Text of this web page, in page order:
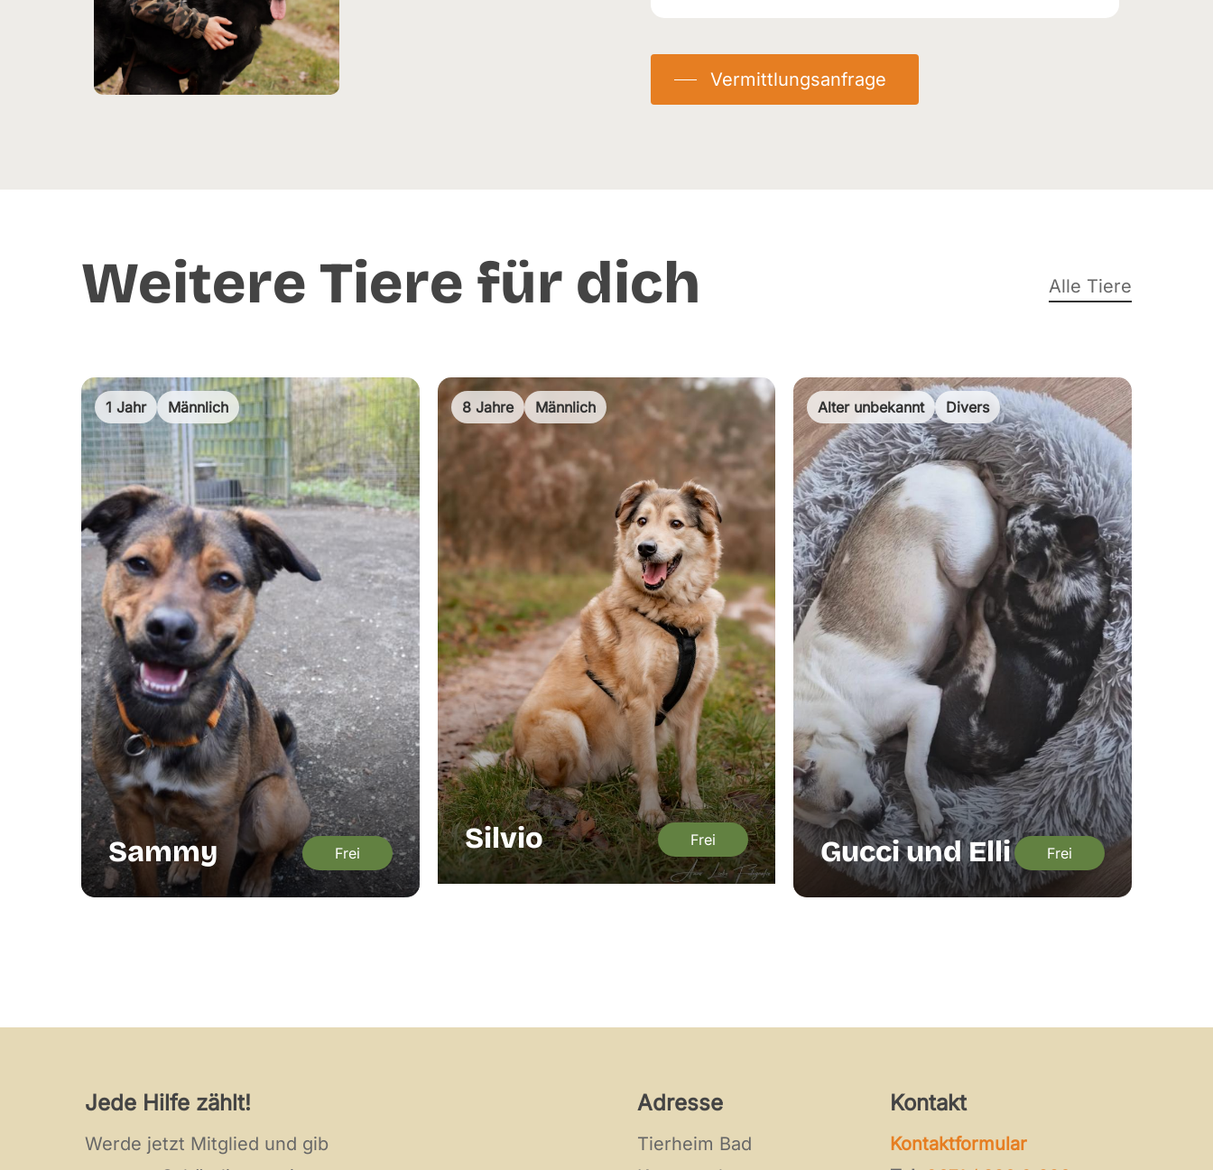
Herkunft:
Abgabe
Eingetroffen:01.07.2025
Vermittlungsanfrage
Weitere Tiere für dich Alle Tiere
1 Jahr Männlich
Sammy Frei
8 Jahre Männlich
Silvio Frei
Alter unbekannt Divers
Gucci und Elli Frei
Jede Hilfe zählt!
Werde jetzt Mitglied und gib
Adresse
Tierheim Bad
Kontakt
Kontaktformular